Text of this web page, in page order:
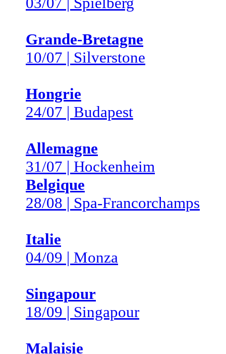
Grande-Bretagne
10/07 | Silverstone
Hongrie
24/07 | Budapest
Allemagne
31/07 | Hockenheim
Belgique
28/08 | Spa-Francorchamps
Italie
04/09 | Monza
Singapour
18/09 | Singapour
Malaisie